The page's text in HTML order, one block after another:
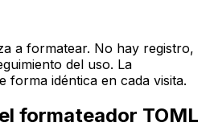
a formatear. No hay registro,
del uso. La
forma idéntica en cada visita.
formateador TOML